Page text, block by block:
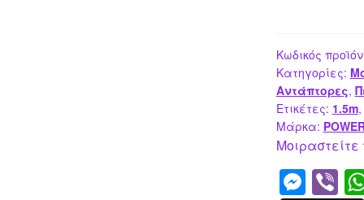
U/UTP,
CCA,
100Hz,
1.5m,
γκρι
Κωδικός
Κατηγορίες:
Αντάπτορες,
Ετικέτες: 1.5m,
Μάρκα:
Μοιραστείτε
M Vi